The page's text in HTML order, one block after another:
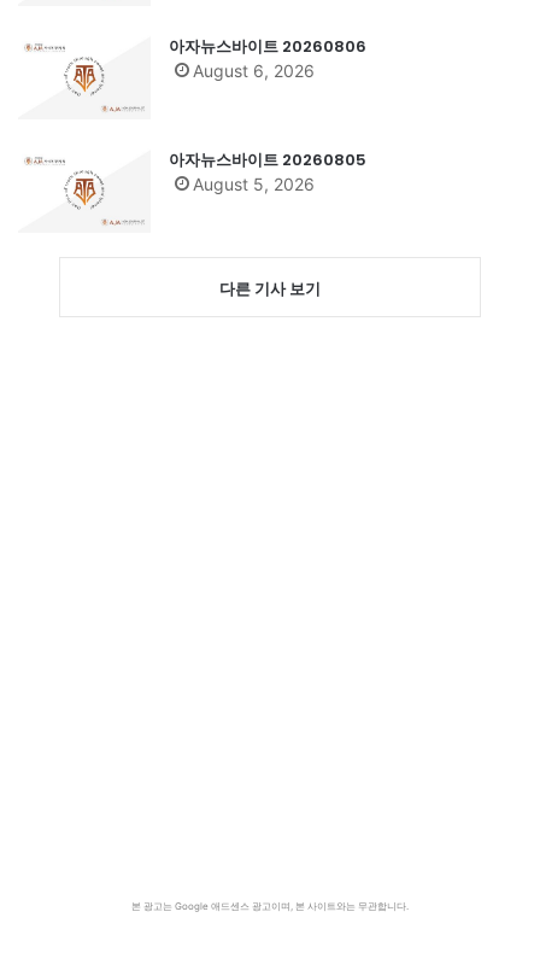
아자뉴스바이트 20260806
August 6, 2026
아자뉴스바이트 20260805
August 5, 2026
다른 기사 보기
본 광고는 Google 애드센스 광고이며, 본 사이트와는 무관합니다.